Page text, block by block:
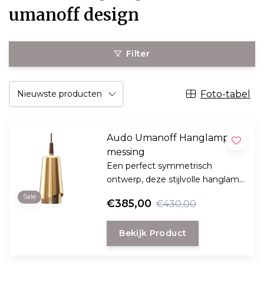
umanoff design
Filter
Foto-tabel
Sale
Audo Umanoff Hanglamp
messing
Een perfect symmetrisch
ontwerp, deze stijlvolle hanglamp
licht bundel met een zachte,
gloed door de elegante messing
kap.
€385,00 €430,00
Bekijk Product